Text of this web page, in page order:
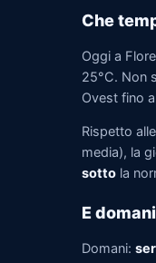
Che
Oggi a
25°C. Non
Ovest fino
Rispetto
media), la
sotto la
E
Domani: